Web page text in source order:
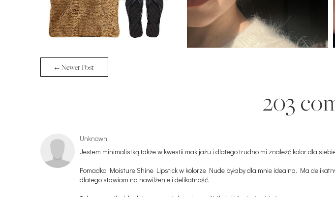
← Newer Post
203
Unknown
Jestem minimalistką także w kwestii makijażu i dlatego trudno mi znaleźć kolor dla
Pomadka Moisture Shine Lipstick w kolorze Nude byłaby dla mnie idealna. Ma
dlatego stawiam na nawilżenie i delikatność.